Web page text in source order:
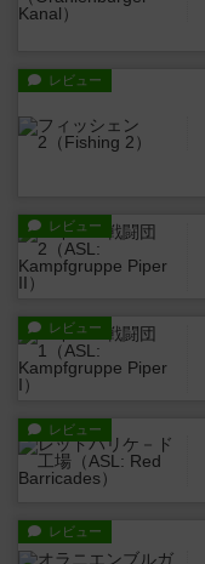
レビュー
レビュー
レビュー
レビュー
レビュー